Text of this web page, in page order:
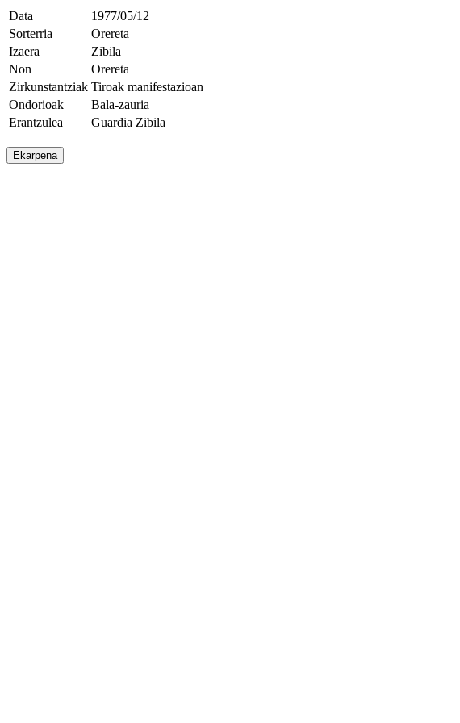
Data
1977/05/12
Sorterria
Orereta
Izaera
Zibila
Non
Orereta
Zirkunstantziak Tiroak manifestazioan
Ondorioak
Bala-zauria
Erantzulea
Guardia Zibila